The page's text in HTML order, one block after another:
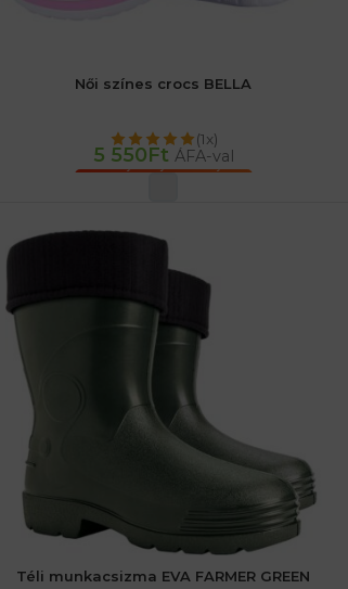
Női színes crocs BELLA
(1x)
5 550Ft ÁFA-val
OPCIÓK VÁLASZTÁSA
Téli munkacsizma EVA FARMER GREEN